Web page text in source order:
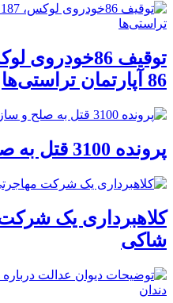
86 آپارتمان تراستی‌ها
پرونده 3100 قتل به صلح و سازش ختم شد
شاکی